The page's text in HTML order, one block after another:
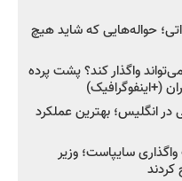
حواله‌هایی که شاید هیچ
واگذار کند؟ پشت پرده
(+اینفوگرافیک)
انگلیس؛ بهترین عملکرد
سایپاست؛ وزیر